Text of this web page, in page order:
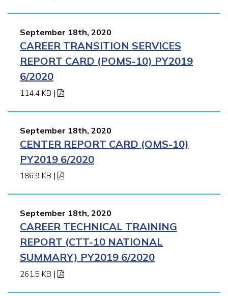
September 18th, 2020
CAREER TRANSITION SERVICES
REPORT CARD (POMS-10) PY2019
6/2020
114.4 KB |
September 18th, 2020
CENTER REPORT CARD (OMS-10)
PY2019 6/2020
186.9 KB |
September 18th, 2020
CAREER TECHNICAL TRAINING
REPORT (CTT-10 NATIONAL
SUMMARY) PY2019 6/2020
261.5 KB |